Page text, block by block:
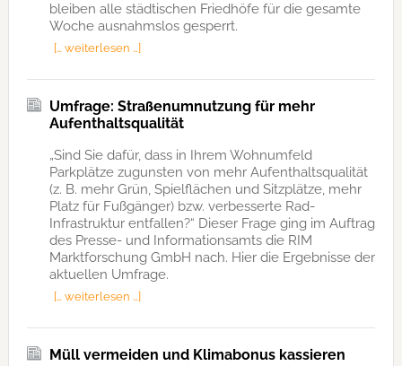
bleiben alle städtischen Friedhöfe für die gesamte
Woche ausnahmslos gesperrt.
[… weiterlesen …]
Umfrage: Straßenumnutzung für mehr
Aufenthaltsqualität
„Sind Sie dafür, dass in Ihrem Wohnumfeld
Parkplätze zugunsten von mehr Aufenthaltsqualität
(z. B. mehr Grün, Spielflächen und Sitzplätze, mehr
Platz für Fußgänger) bzw. verbesserte Rad-
Infrastruktur entfallen?“ Dieser Frage ging im Auftrag
des Presse- und Informationsamts die RIM
Marktforschung GmbH nach. Hier die Ergebnisse der
aktuellen Umfrage.
[… weiterlesen …]
Müll vermeiden und Klimabonus kassieren